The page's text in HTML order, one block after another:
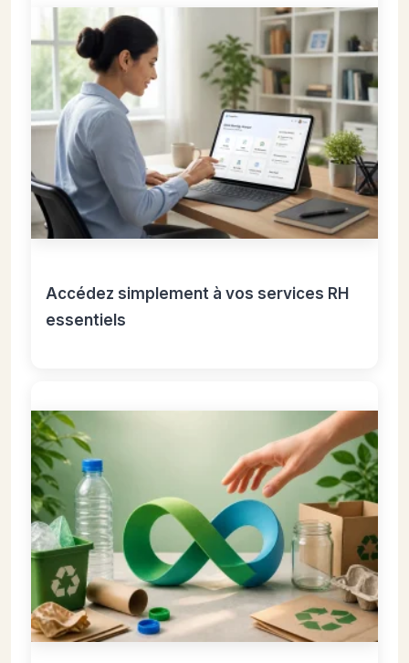
Accédez simplement à vos services RH
essentiels